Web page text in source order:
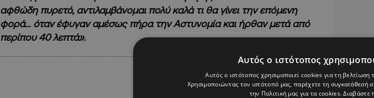
αφθώδη πυρετό, αντιλαμβάνομαι πολύ καλά τι θα γίνει την επόμενη
φορά… όταν έφυγαν αμέσως πήρα την Αστυνομία και ήρθαν μετά από
περίπου 40 λεπτά».
Αυτός ο ιστότοπος
Αυτός ο ιστότοπος χρησιμοποιεί cookies για τη βελτίωση
Χρησιμοποιώντας τον ιστότοπό μας, παρέχετε τη συγκατάθεσή
την Πολιτική μας για τα cookies.Διαβάστε